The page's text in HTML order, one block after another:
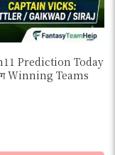
Prediction Today
लीग Winning Teams